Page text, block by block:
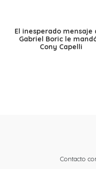
El inesperado mensaje
Gabriel Boric le
Cony Capelli
Contacto